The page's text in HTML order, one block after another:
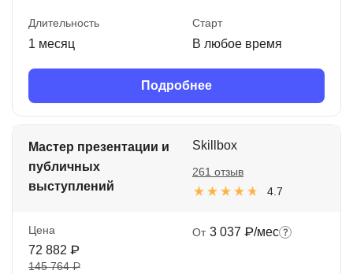
Длительность
1 месяц
Старт
В любое время
Подробнее
Мастер презентации и
публичных
выступлений
Skillbox
4.7
261 отзыв
Цена
72 882 ₽
145 764 ₽
От 3 037 ₽/мес